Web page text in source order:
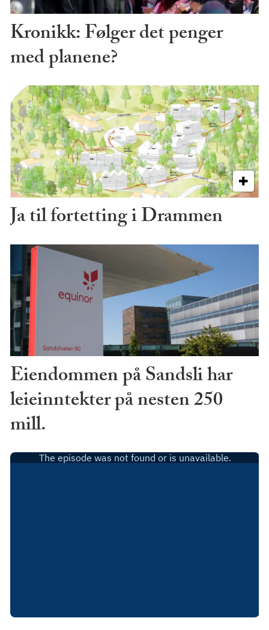
Kronikk: Følger det penger
med planene?
Ja til fortetting i Drammen
Eiendommen på Sandsli har
leieinntekter på nesten 250
mill.